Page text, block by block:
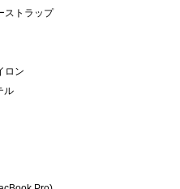
ストラップ
ロン
ル